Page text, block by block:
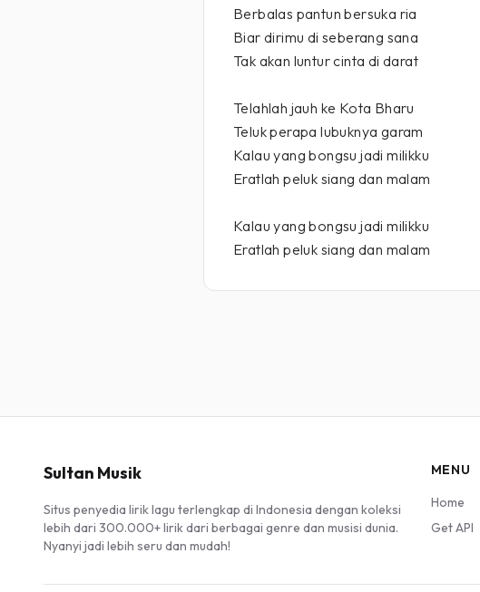
Berbalas pantun bersuka ria
Biar dirimu di seberang sana
Tak akan luntur cinta di darat
Telahlah jauh ke Kota Bharu
Teluk perapa lubuknya garam
Kalau yang bongsu jadi milikku
Eratlah peluk siang dan malam
Kalau yang bongsu jadi milikku
Eratlah peluk siang dan malam
Sultan Musik
Situs penyedia lirik lagu terlengkap di Indonesia dengan koleksi
lebih dari 300.000+ lirik dari berbagai genre dan musisi dunia.
Nyanyi jadi lebih seru dan mudah!
MENU
Home
Get API